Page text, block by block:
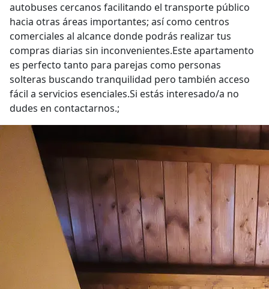
autobuses cercanos facilitando el transporte público
hacia otras áreas importantes; así como centros
comerciales al alcance donde podrás realizar tus
compras diarias sin inconvenientes.Este apartamento
es perfecto tanto para parejas como personas
solteras buscando tranquilidad pero también acceso
fácil a servicios esenciales.Si estás interesado/a no
dudes en contactarnos.;